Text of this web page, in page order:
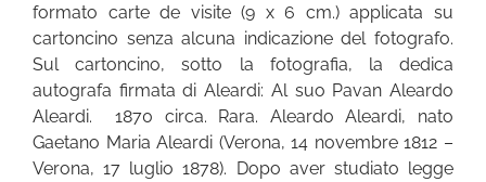
formato carte de visite (9 x 6 cm.) applicata su
cartoncino senza alcuna indicazione del fotografo.
Sul cartoncino, sotto la fotografia, la dedica
autografa firmata di Aleardi: Al suo Pavan Aleardo
Aleardi. 1870 circa. Rara. Aleardo Aleardi, nato
Gaetano Maria Aleardi (Verona, 14 novembre 1812 –
Verona, 17 luglio 1878). Dopo aver studiato legge